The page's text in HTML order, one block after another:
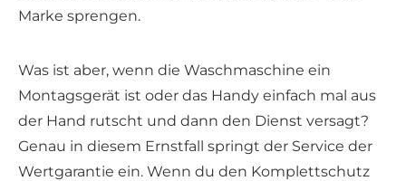
Marke sprengen.
Was ist aber, wenn die Waschmaschine ein
Montagsgerät ist oder das Handy einfach mal aus
der Hand rutscht und dann den Dienst versagt?
Genau in diesem Ernstfall springt der Service der
Wertgarantie ein. Wenn du den Komplettschutz